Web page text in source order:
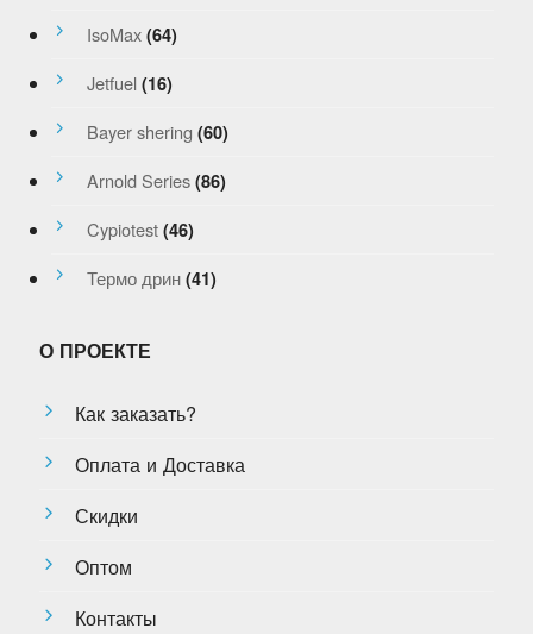
IsoMax (64)
Jetfuel (16)
Bayer shering (60)
Arnold Series (86)
Cypiotest (46)
Термо дрин (41)
О ПРОЕКТЕ
Как заказать?
Оплата и Доставка
Скидки
Оптом
Контакты